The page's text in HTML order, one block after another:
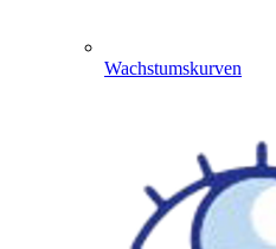
Wachstumskurven